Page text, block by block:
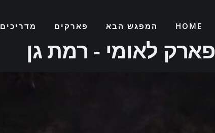
HOME המפגש הבא פארקים מדריכים
פארק לאומי - רמת גן